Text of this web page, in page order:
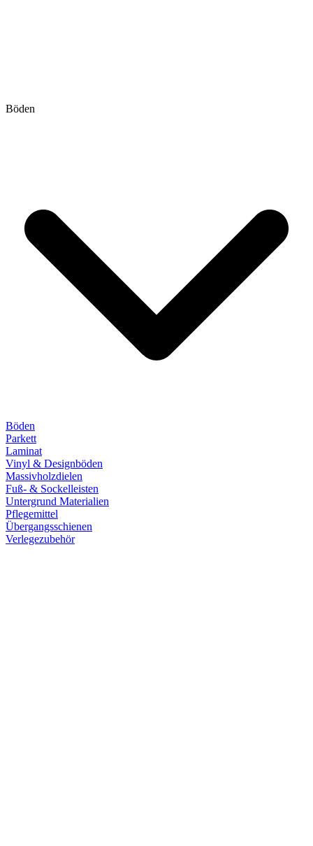
Böden
Böden
Parkett
Laminat
Vinyl & Designböden
Massivholzdielen
Fuß- & Sockelleisten
Untergrund Materialien
Pflegemittel
Übergangsschienen
Verlegezubehör